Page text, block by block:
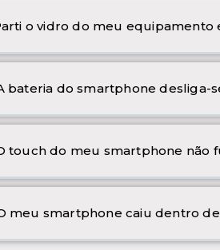
o vidro do meu equipamento
bateria do smartphone
touch do meu smartphone não
meu smartphone caiu dentro